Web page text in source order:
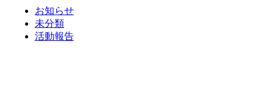
お知らせ
未分類
活動報告